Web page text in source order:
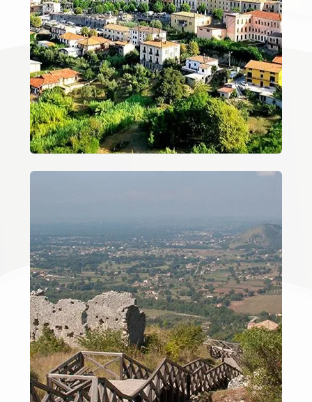
1
2
3
4
5
Bagni
minimi
Qualsiasi
1